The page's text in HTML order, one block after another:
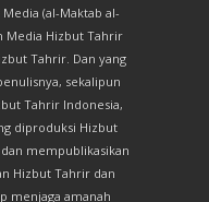
(al-Maktab al-
Media Hizbut Tahrir
Tahrir. Dan yang
sekalipun
Tahrir Indonesia,
diproduksi Hizbut
mempublikasikan
Hizbut Tahrir dan
menjaga amanah